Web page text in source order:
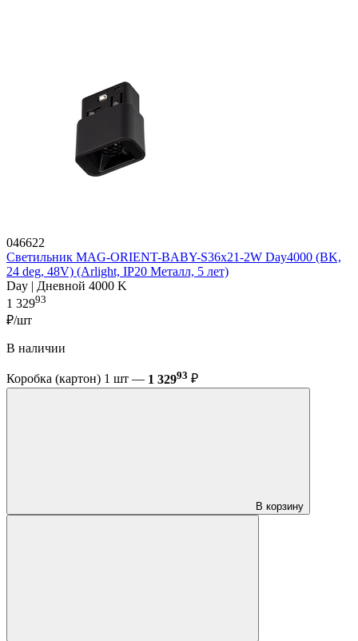
046622
Светильник MAG-ORIENT-BABY-S36x21-2W Day4000 (BK,
24 deg, 48V) (Arlight, IP20 Металл, 5 лет)
Day | Дневной 4000 K
1 32993
₽/шт
В наличии
Коробка (картон) 1 шт — 1 32993 ₽
В корзину